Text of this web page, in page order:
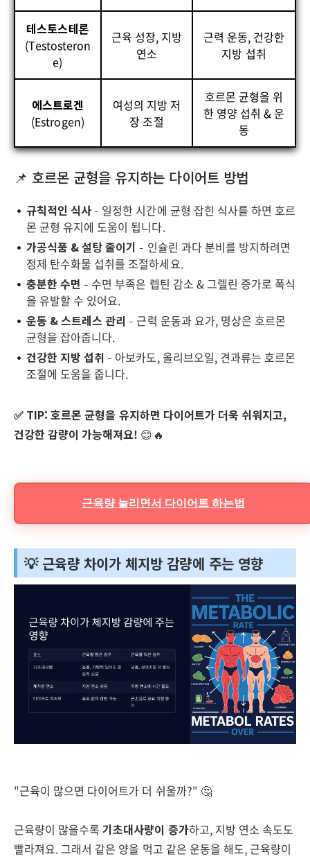
테스토스테론
(Testosteron
e)
근육 성장, 지방
연소
근력 운동, 건강한
지방 섭취
에스트로겐
(Estrogen)
여성의 지방 저
장 조절
호르몬 균형을 위
한 영양 섭취 & 운
동
📌 호르몬 균형을 유지하는 다이어트 방법
규칙적인 식사 – 일정한 시간에 균형 잡힌 식사를 하면 호르
몬 균형 유지에 도움이 됩니다.
가공식품 & 설탕 줄이기 – 인슐린 과다 분비를 방지하려면
정제 탄수화물 섭취를 조절하세요.
충분한 수면 – 수면 부족은 렙틴 감소 & 그렐린 증가로 폭식
을 유발할 수 있어요.
운동 & 스트레스 관리 – 근력 운동과 요가, 명상은 호르몬
균형을 잡아줍니다.
건강한 지방 섭취 – 아보카도, 올리브오일, 견과류는 호르몬
조절에 도움을 줍니다.
✅ TIP: 호르몬 균형을 유지하면 다이어트가 더욱 쉬워지고,
건강한 감량이 가능해져요! 😊🔥
근육량 늘리면서 다이어트 하는법
💡 근육량 차이가 체지방 감량에 주는 영향
"근육이 많으면 다이어트가 더 쉬울까?" 🤔
근육량이 많을수록기초대사량이 증가하고, 지방 연소 속도도
빨라져요. 그래서 같은 양을 먹고 같은 운동을 해도, 근육량이